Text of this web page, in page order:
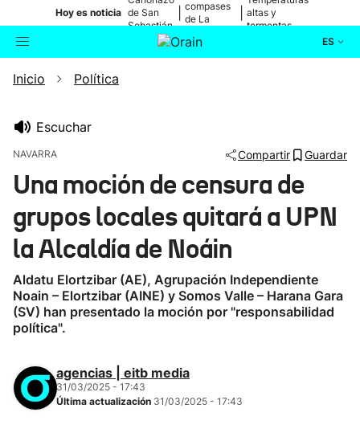
Hoy es noticia de San
Sebastián
compases
de La
altas y
tormentas
ES
Buscador
Ikusmiran
Eguraldia
Inicio Política
Escuchar
NAVARRA Compartir Guardar
Una moción de censura de
grupos locales quitará a UPN
la Alcaldía de Noáin
Aldatu Elortzibar (AE), Agrupación Independiente
Noain – Elortzibar (AINE) y Somos Valle – Harana Gara
(SV) han presentado la moción por "responsabilidad
política".
agencias | eitb media
31/03/2025 - 17:43
Última actualización 31/03/2025 - 17:43